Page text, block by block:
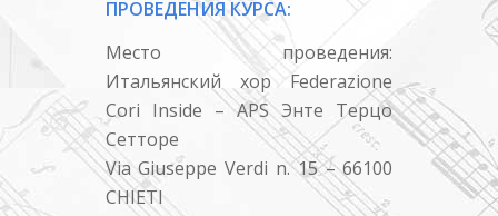
ПРОВЕДЕНИЯ КУРСА:
Место проведения:
Итальянский хор Federazione
Cori Inside – APS Энте Терцо
Сетторе
Via Giuseppe Verdi n. 15 – 66100
CHIETI